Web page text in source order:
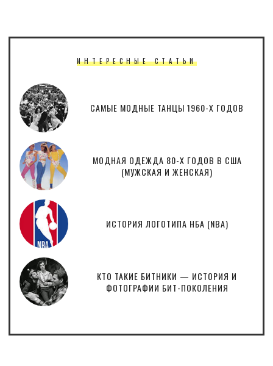
ИНТЕРЕСНЫЕ СТАТЬИ
САМЫЕ МОДНЫЕ ТАНЦЫ 1960-Х ГОДОВ
МОДНАЯ ОДЕЖДА 80-Х ГОДОВ В США
(МУЖСКАЯ И ЖЕНСКАЯ)
ИСТОРИЯ ЛОГОТИПА НБА (NBA)
КТО ТАКИЕ БИТНИКИ — ИСТОРИЯ И
ФОТОГРАФИИ БИТ-ПОКОЛЕНИЯ